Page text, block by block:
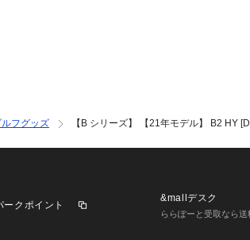
フグッズ 【B シリーズ】 【21年モデル】 B2 HY
クポイント
&mallデスク
ららぽーと受取なら送